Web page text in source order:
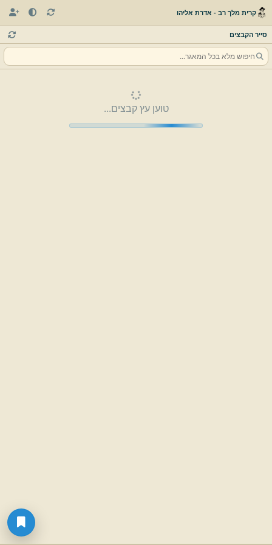
קרית מלך רב - אדרת אליהו
סייר הקבצים
טוען עץ קבצים...